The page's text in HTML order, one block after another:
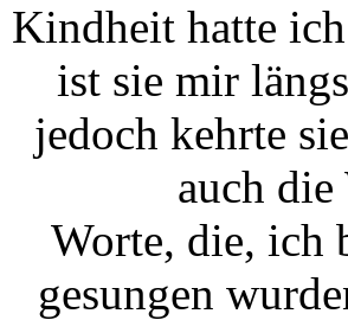
Kindheit hatte
ist sie mir
jedoch kehrte
auch
Worte, die, ich
gesungen